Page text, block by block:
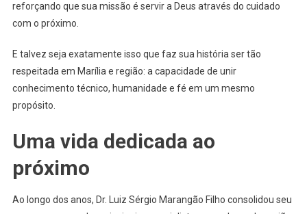
reforçando que sua missão é servir a Deus através do cuidado
com o próximo.
E talvez seja exatamente isso que faz sua história ser tão
respeitada em Marília e região: a capacidade de unir
conhecimento técnico, humanidade e fé em um mesmo
propósito.
Uma vida dedicada ao
próximo
Ao longo dos anos, Dr. Luiz Sérgio Marangão Filho consolidou seu